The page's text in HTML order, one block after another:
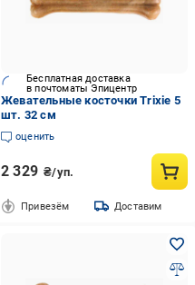
Бесплатная доставка
в почтоматы Эпицентр
Жевательные косточки Trixie 5
шт. 32 см
оценить
2 329 ₴/уп.
Привезём Доставим